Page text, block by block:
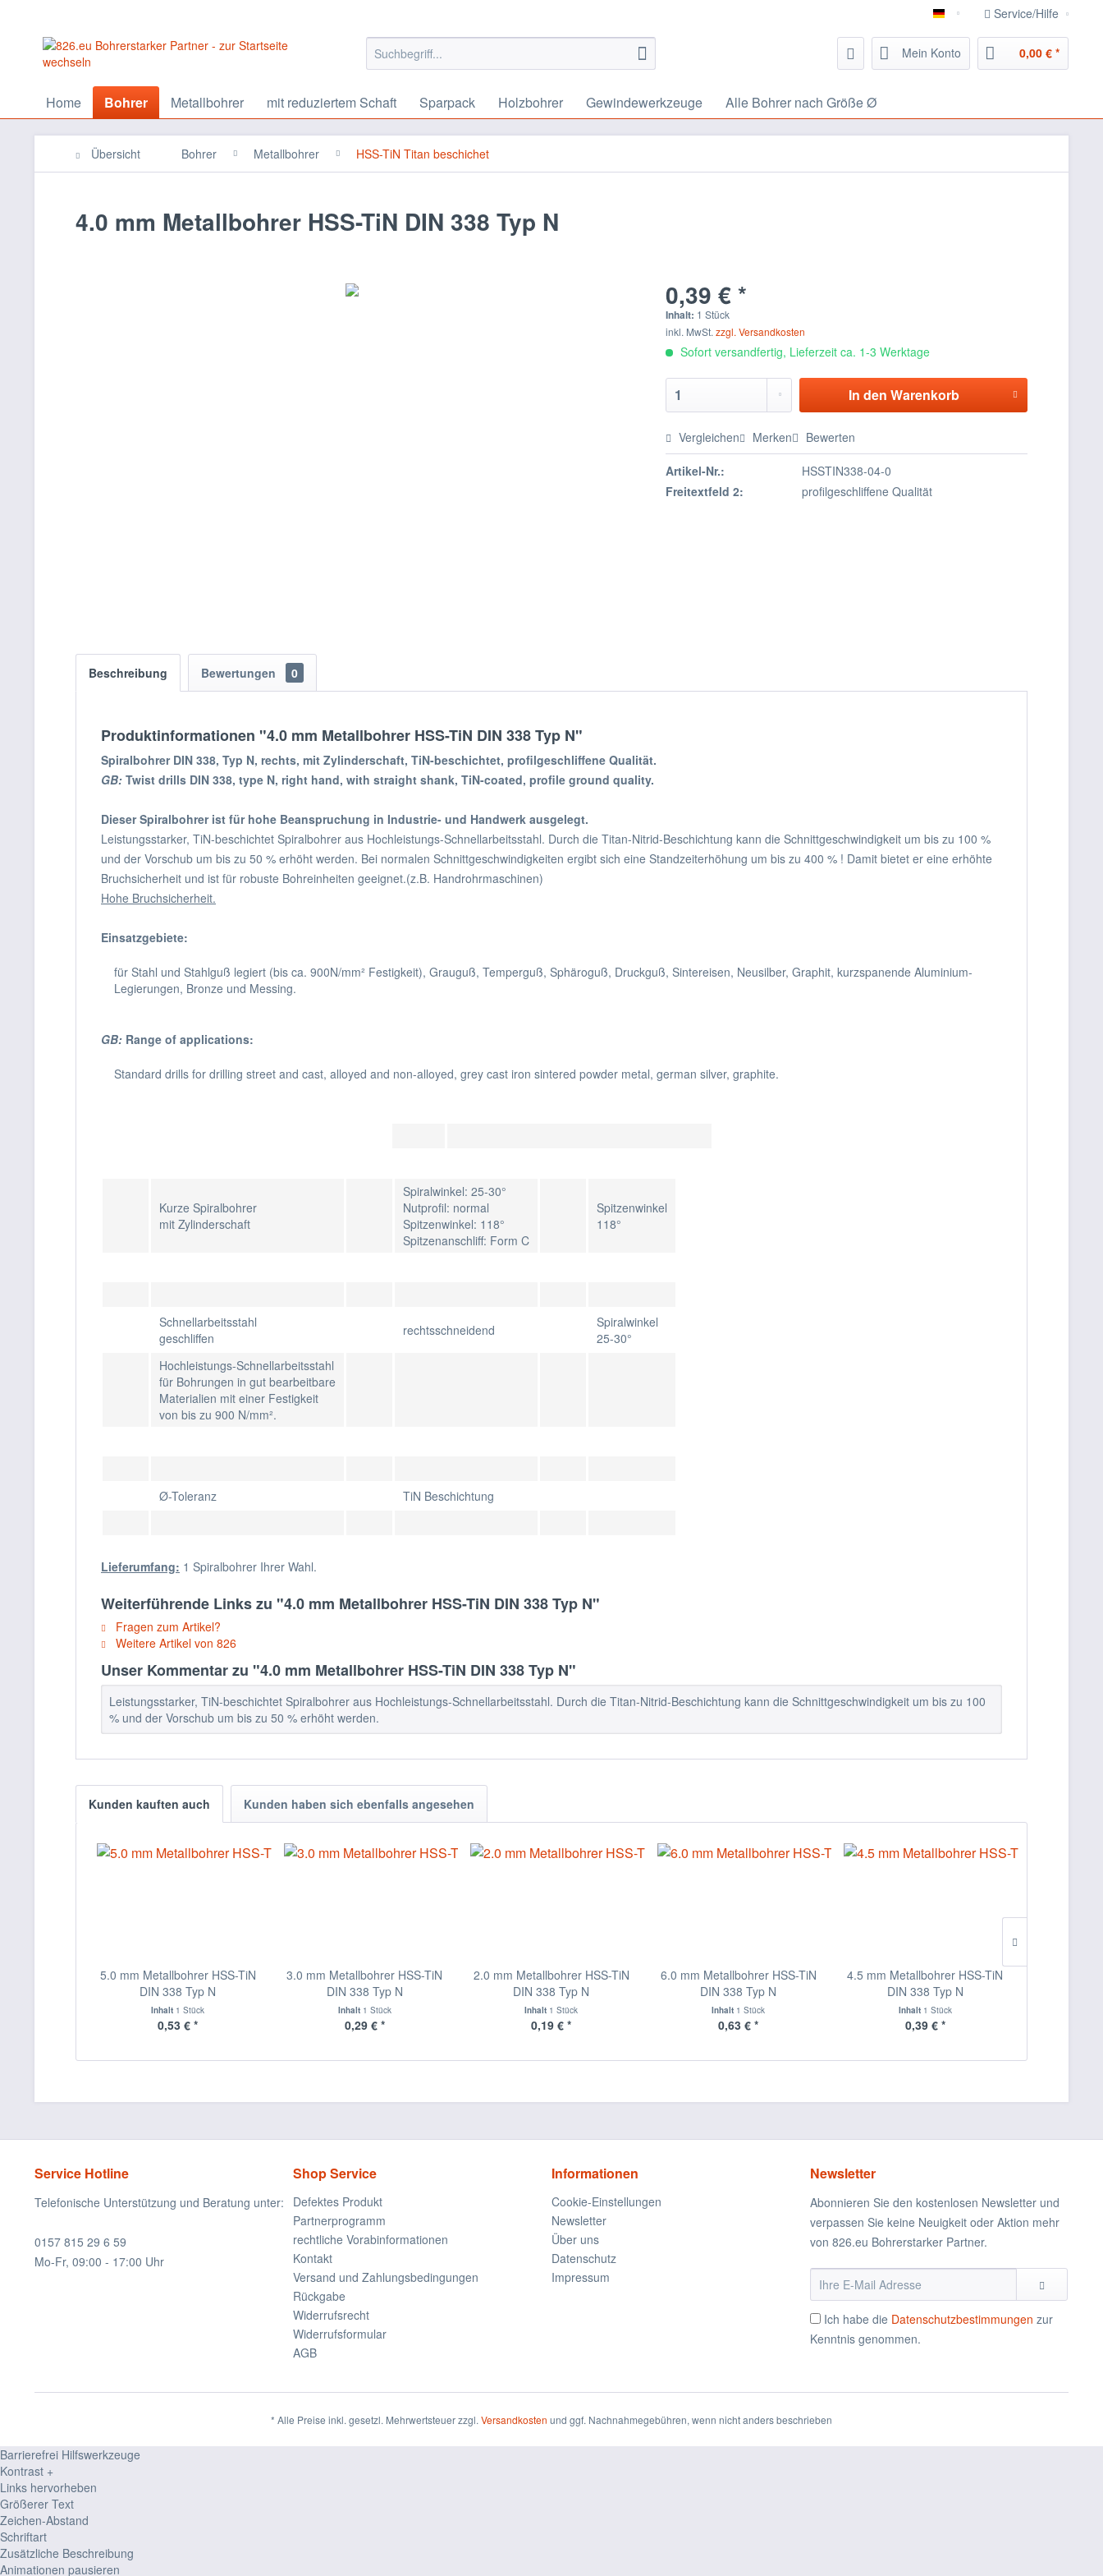
826.eu Handwerker Portal
Service/Hilfe
Mein Konto 0,00 € *
Home Bohrer Metallbohrer mit reduziertem Schaft Sparpack Holzbohrer Gewindewerkzeuge Alle Bohrer nach Größe Ø
Übersicht Bohrer Metallbohrer HSS-TiN Titan beschichet
4.0 mm Metallbohrer HSS-TiN DIN 338 Typ N
0,39 € *
Inhalt: 1 Stück
inkl. MwSt.zzgl. Versandkosten
Sofort versandfertig, Lieferzeit ca. 1-3 Werktage
In den Warenkorb
Vergleichen Merken Bewerten
Artikel-Nr.:
HSSTIN338-04-0
Freitextfeld 2:
profilgeschliffene Qualität
Beschreibung Bewertungen 0
Produktinformationen "4.0 mm Metallbohrer HSS-TiN DIN 338 Typ N"
Spiralbohrer DIN 338, Typ N, rechts, mit Zylinderschaft, TiN-beschichtet, profilgeschliffene Qualität.
GB: Twist drills DIN 338, type N, right hand, with straight shank, TiN-coated, profile ground quality.
Dieser Spiralbohrer ist für hohe Beanspruchung in Industrie- und Handwerk ausgelegt.
Leistungsstarker, TiN-beschichtet Spiralbohrer aus Hochleistungs-Schnellarbeitsstahl. Durch die Titan-Nitrid-Beschichtung kann die Schnittgeschwindigkeit um bis zu 100 %
und der Vorschub um bis zu 50 % erhöht werden. Bei normalen Schnittgeschwindigkeiten ergibt sich eine Standzeiterhöhung um bis zu 400 % ! Damit bietet er eine erhöhte
Bruchsicherheit und ist für robuste Bohreinheiten geeignet.(z.B. Handrohrmaschinen)
Hohe Bruchsicherheit.
Einsatzgebiete:
für Stahl und Stahlguß legiert (bis ca. 900N/mm² Festigkeit), Grauguß, Temperguß, Sphäroguß, Druckguß, Sintereisen, Neusilber, Graphit, kurzspanende Aluminium-
Legierungen, Bronze und Messing.
GB: Range of applications:
Standard drills for drilling street and cast, alloyed and non-alloyed, grey cast iron sintered powder metal, german silver, graphite.
Kurze Spiralbohrer
mit Zylinderschaft
Spiralwinkel: 25-30°
Nutprofil: normal
Spitzenwinkel: 118°
Spitzenanschliff: Form C
Spitzenwinkel
118°
Schnellarbeitsstahl
geschliffen
rechtsschneidend
Spiralwinkel
25-30°
Hochleistungs-Schnellarbeitsstahl
für Bohrungen in gut bearbeitbare
Materialien mit einer Festigkeit
von bis zu 900 N/mm².
Ø-Toleranz TiN Beschichtung
Lieferumfang: 1 Spiralbohrer Ihrer Wahl.
Weiterführende Links zu "4.0 mm Metallbohrer HSS-TiN DIN 338 Typ N"
Fragen zum Artikel?
Weitere Artikel von 826
Unser Kommentar zu "4.0 mm Metallbohrer HSS-TiN DIN 338 Typ N"
Leistungsstarker, TiN-beschichtet Spiralbohrer aus Hochleistungs-Schnellarbeitsstahl. Durch die Titan-Nitrid-Beschichtung kann die Schnittgeschwindigkeit um bis zu 100
% und der Vorschub um bis zu 50 % erhöht werden.
Kunden kauften auch Kunden haben sich ebenfalls angesehen
5.0 mm Metallbohrer HSS-TiN
DIN 338 Typ N
Inhalt 1 Stück
0,53 € *
3.0 mm Metallbohrer HSS-TiN
DIN 338 Typ N
Inhalt 1 Stück
0,29 € *
2.0 mm Metallbohrer HSS-TiN
DIN 338 Typ N
Inhalt 1 Stück
0,19 € *
6.0 mm Metallbohrer HSS-TiN
DIN 338 Typ N
Inhalt 1 Stück
0,63 € *
4.5 mm Metallbohrer HSS-TiN
DIN 338 Typ N
Inhalt 1 Stück
0,39 € *
Service Hotline
Telefonische Unterstützung und Beratung unter:
0157 815 29 6 59
Mo-Fr, 09:00 - 17:00 Uhr
Shop Service
Defektes Produkt
Partnerprogramm
rechtliche Vorabinformationen
Kontakt
Versand und Zahlungsbedingungen
Rückgabe
Widerrufsrecht
Widerrufsformular
AGB
Informationen
Cookie-Einstellungen
Newsletter
Über uns
Datenschutz
Impressum
Newsletter
Abonnieren Sie den kostenlosen Newsletter und
verpassen Sie keine Neuigkeit oder Aktion mehr
von 826.eu Bohrerstarker Partner.
Ich habe die Datenschutzbestimmungen zur
Kenntnis genommen.
* Alle Preise inkl. gesetzl. Mehrwertsteuer zzgl. Versandkosten und ggf. Nachnahmegebühren, wenn nicht anders beschrieben
Barrierefrei Hilfswerkzeuge
Kontrast +
Links hervorheben
Größerer Text
Zeichen-Abstand
Schriftart
Zusätzliche Beschreibung
Animationen pausieren